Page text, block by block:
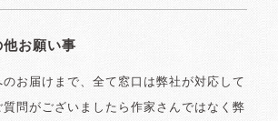
お願い事
お届けまで、全て窓口は弊社が対応して
質問がございましたら作家さんではなく弊